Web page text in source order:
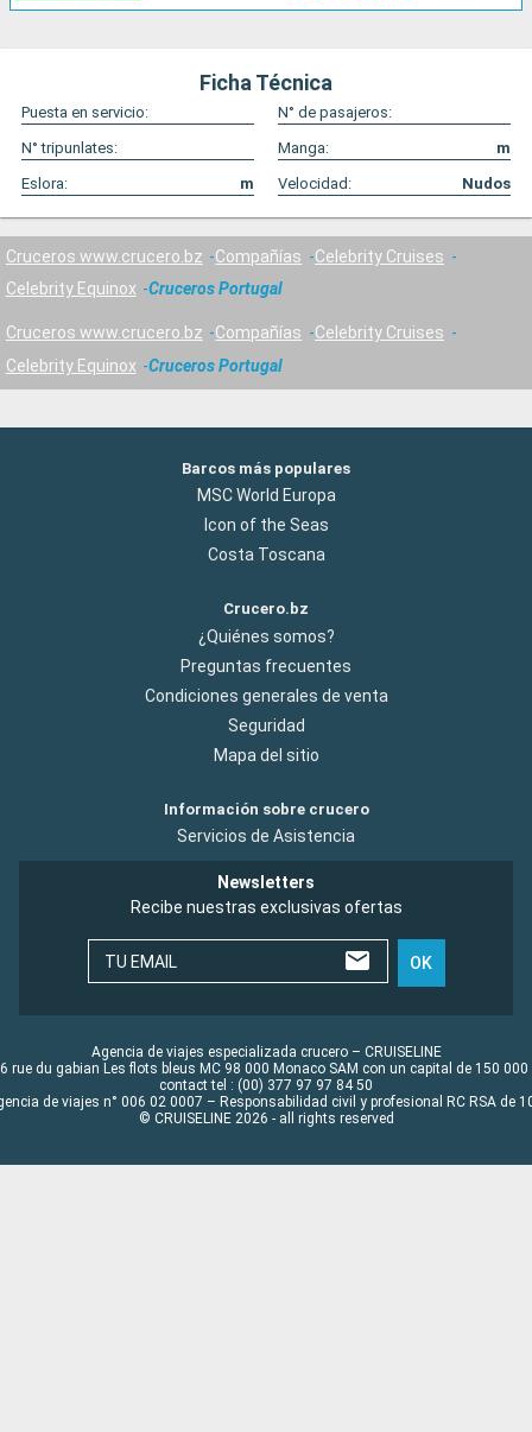
Ficha Técnica
Puesta en servicio:
N° de pasajeros:
N° tripunlates:
Manga:
m
Eslora:
m Velocidad: Nudos
Cruceros www.crucero.bz Compañías
Celebrity Cruises
Celebrity Equinox
Cruceros Portugal
Cruceros www.crucero.bz Compañías
Celebrity Cruises
Celebrity Equinox
Cruceros Portugal
Barcos más populares
MSC World Europa
Icon of the Seas
Costa Toscana
Crucero.bz
¿Quiénes somos?
Preguntas frecuentes
Condiciones generales de venta
Seguridad
Mapa del sitio
Información sobre crucero
Servicios de Asistencia
Newsletters
Recibe nuestras exclusivas ofertas
TU EMAIL OK
Agencia de viajes especializada crucero – CRUISELINE
rue du gabian Les flots bleus MC 98 000 Monaco SAM con un capital de 150 000
contact tel : (00) 377 97 97 84 50
de viajes n° 006 02 0007 – Responsabilidad civil y profesional RC RSA de
© CRUISELINE 2026 - all rights reserved